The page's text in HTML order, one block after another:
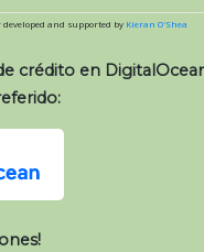
and supported by Kieran O'Shea
crédito en